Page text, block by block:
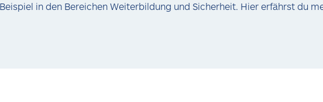
in den Bereichen Weiterbildung und Sicherheit. Hier erfährst du